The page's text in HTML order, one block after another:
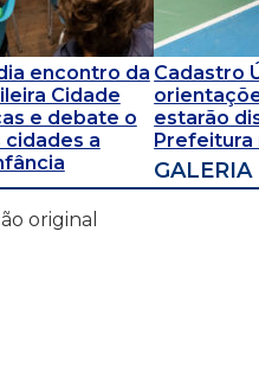
encontro da
Cidade
e debate o
a
Cadastro
estarão
Prefeitura
GALERIA
original